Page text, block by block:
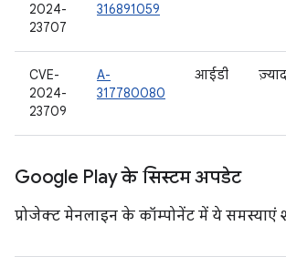
2024-
23707
316891059
CVE-
2024-
23709
A-
317780080
आईडी
Google Play के सिस्टम अपडेट
प्रोजेक्ट मेनलाइन के कॉम्पोनेंट में ये समस्याएं